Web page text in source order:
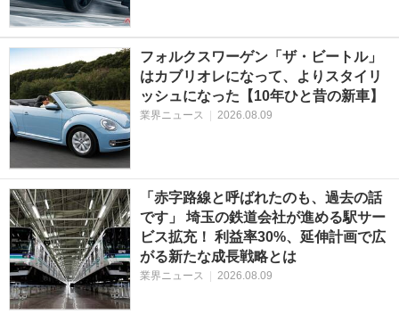
フォルクスワーゲン「ザ・ビートル」
はカブリオレになって、よりスタイリ
ッシュになった【10年ひと昔の新車】
業界ニュース | 2026.08.09
「赤字路線と呼ばれたのも、過去の話
です」 埼玉の鉄道会社が進める駅サー
ビス拡充！ 利益率30%、延伸計画で広
がる新たな成長戦略とは
業界ニュース | 2026.08.09